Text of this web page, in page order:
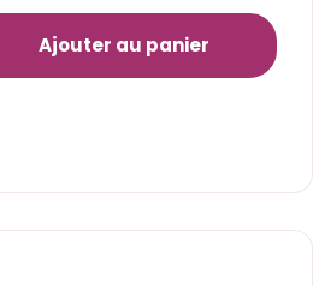
Ajouter au panier